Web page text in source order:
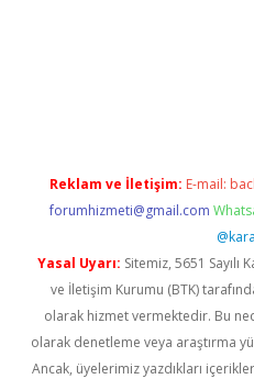
Reklam ve İletişim: E-mail:
forumhizmeti@gmail.com
Yasal Uyarı: Sitemiz, 5651
ve İletişim Kurumu (BTK)
olarak hizmet vermektedir. Bu
olarak denetleme veya araştırma
Ancak, üyelerimiz yazdıkları